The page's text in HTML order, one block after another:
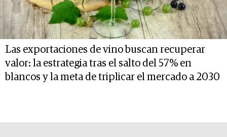
Las exportaciones de vino buscan recuperar
valor: la estrategia tras el salto del 57% en
blancos y la meta de triplicar el mercado a 2030